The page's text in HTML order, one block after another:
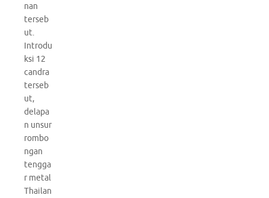
nan
terseb
ut.
Introdu
ksi 12
candra
terseb
ut,
delapa
n unsur
rombo
ngan
tengga
r metal
Thailan